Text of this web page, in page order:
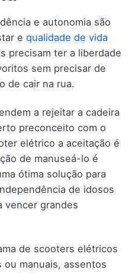
e autonomia são
e qualidade de vida
precisam ter a liberdade
sem precisar de
de cair na rua.
a rejeitar a cadeira
preconceito com o
elétrico a aceitação é
de manuseá-lo é
ótima solução para
de idosos
vencer grandes
de scooters elétricos
manuais, assentos